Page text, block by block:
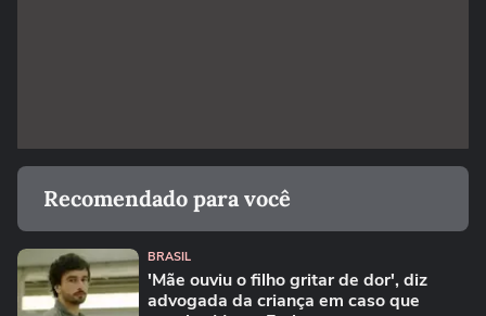
Recomendado para você
BRASIL
'Mãe ouviu o filho gritar de dor', diz
advogada da criança em caso que